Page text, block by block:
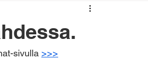
sivulla >>>